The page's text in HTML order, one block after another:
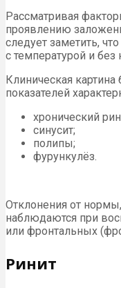
Рассматривая
проявлению
следует заметить,
с температурой и без
Клиническая
показателей
хронический
синусит;
полипы;
фурункулёз.
Отклонения от
наблюдаются при
или фронтальных
Ринит